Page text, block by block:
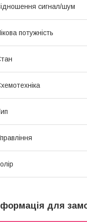
сигнал/шум
потужність
для